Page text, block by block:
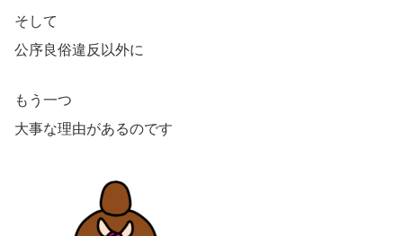
そして
公序良俗違反以外に
もう一つ
大事な理由があるのです